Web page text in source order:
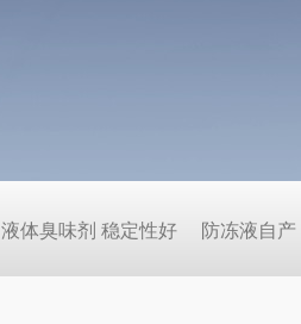
液体臭味剂 稳定性好 防冻液自产